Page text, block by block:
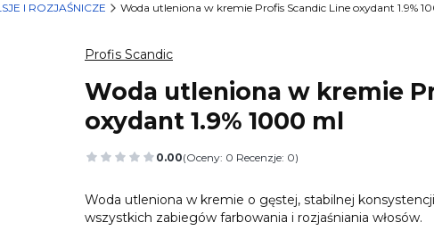
I ROZJAŚNICZE Woda utleniona w kremie Profis Scandic Line oxydant 1.9%
Profis Scandic
Woda utleniona w kremie
oxydant 1.9% 1000 ml
0.00(Oceny: 0 Recenzje: 0)
Przejdź do sekcji Opinie
Woda utleniona w kremie o gęstej, stabilnej
wszystkich zabiegów farbowania i rozjaśniania włosów.